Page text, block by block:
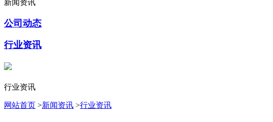
新闻资讯
公司动态
行业资讯
行业资讯
网站首页 >新闻资讯 >行业资讯